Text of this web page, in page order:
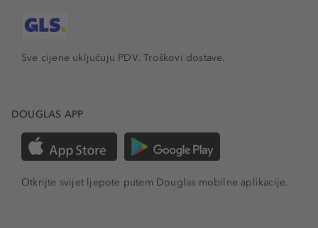
Sve cijene uključuju PDV.Troškovi dostave.
DOUGLAS APP
Otkrijte svijet ljepote putem Douglas mobilne aplikacije.